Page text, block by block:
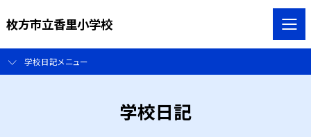
枚方市立香里小学校
学校日記メニュー
学校日記